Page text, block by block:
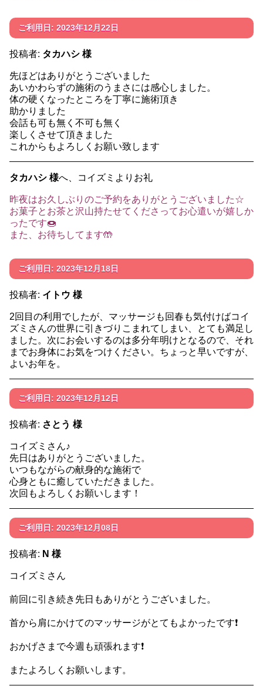
ご利用日: 2023年12月22日
投稿者: タカハシ 様
先ほどはありがとうございました
あいかわらずの施術のうまさには感心しました。
体の硬くなったところを丁寧に施術頂き
助かりました
会話も可も無く不可も無く
楽しくさせて頂きました
これからもよろしくお願い致します
タカハシ 様へ、コイズミよりお礼
昨夜はお久しぶりのご予約をありがとうございました☆
お菓子とお茶と沢山持たせてくださってお心遣いが嬉しか
ったです🍩
また、お待ちしてます🤲
ご利用日: 2023年12月18日
投稿者: イトウ 様
2回目の利用でしたが、マッサージも回春も気付けばコイ
ズミさんの世界に引きづりこまれてしまい、とても満足し
ました。次にお会いするのは多分年明けとなるので、それ
までお身体にお気をつけください。ちょっと早いですが、
よいお年を。
ご利用日: 2023年12月12日
投稿者: さとう 様
コイズミさん♪
先日はありがとうございました。
いつもながらの献身的な施術で
心身ともに癒していただきました。
次回もよろしくお願いします！
ご利用日: 2023年12月08日
投稿者: N 様
コイズミさん
前回に引き続き先日もありがとうございました。
首から肩にかけてのマッサージがとてもよかったです❗
おかげさまで今週も頑張れます❗
またよろしくお願いします。